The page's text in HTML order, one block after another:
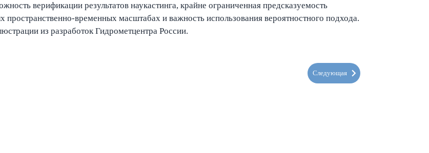
верификации результатов наукастинга, крайне ограниченная предсказуемость
пространственно-временных масштабах и важность использования вероятностного подхода.
из разработок Гидрометцентра России.
Следующая